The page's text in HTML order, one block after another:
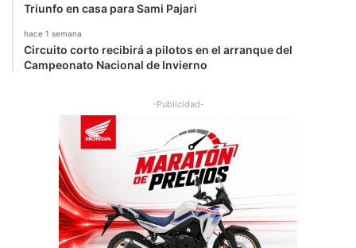
Triunfo en casa para Sami Pajari
hace 1 semana
Circuito corto recibirá a pilotos en el arranque del
Campeonato Nacional de Invierno
-Publicidad-